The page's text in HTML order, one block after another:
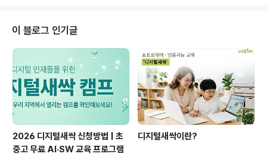
상상하기 힘들 정도입니다. 이에 교육부와 17개 시도교육
청, 한국과학창의재단에서는 변화하는 시대의 흐름에 발맞
춰 자라나는 새싹들이 디지털 인재로 거듭날 수 있도록 를
개최합니다. 디지털 새(New) 싹(Software · AI Camp)
캠프가 무엇인가요? 전국의 초·중·고 학생들에게 소프트웨
어와 인공지능에 대한..
이 블로그 인기글
2026 디지털새싹 신청방법 | 초
중고 무료 AI·SW 교육 프로그램
디지털새싹이란?